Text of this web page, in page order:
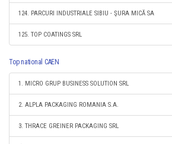
124. PARCURI INDUSTRIALE SIBIU - ŞURA MICĂ SA
125. TOP COATINGS SRL
Top national CAEN
1. MICRO GRUP BUSINESS SOLUTION SRL
2. ALPLA PACKAGING ROMANIA S.A.
3. THRACE GREINER PACKAGING SRL